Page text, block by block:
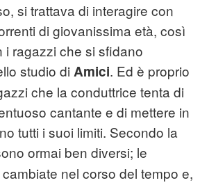
si trattava di interagire con
di giovanissima età, così
ragazzi che si sfidano
studio di Amici. Ed è proprio
che la conduttrice tenta di
cantante e di mettere in
tutti i suoi limiti. Secondo la
ormai ben diversi; le
nel corso del tempo e,